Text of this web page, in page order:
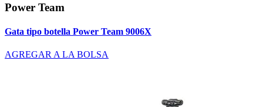
Power Team
Gata tipo botella Power Team 9006X
AGREGAR A LA BOLSA